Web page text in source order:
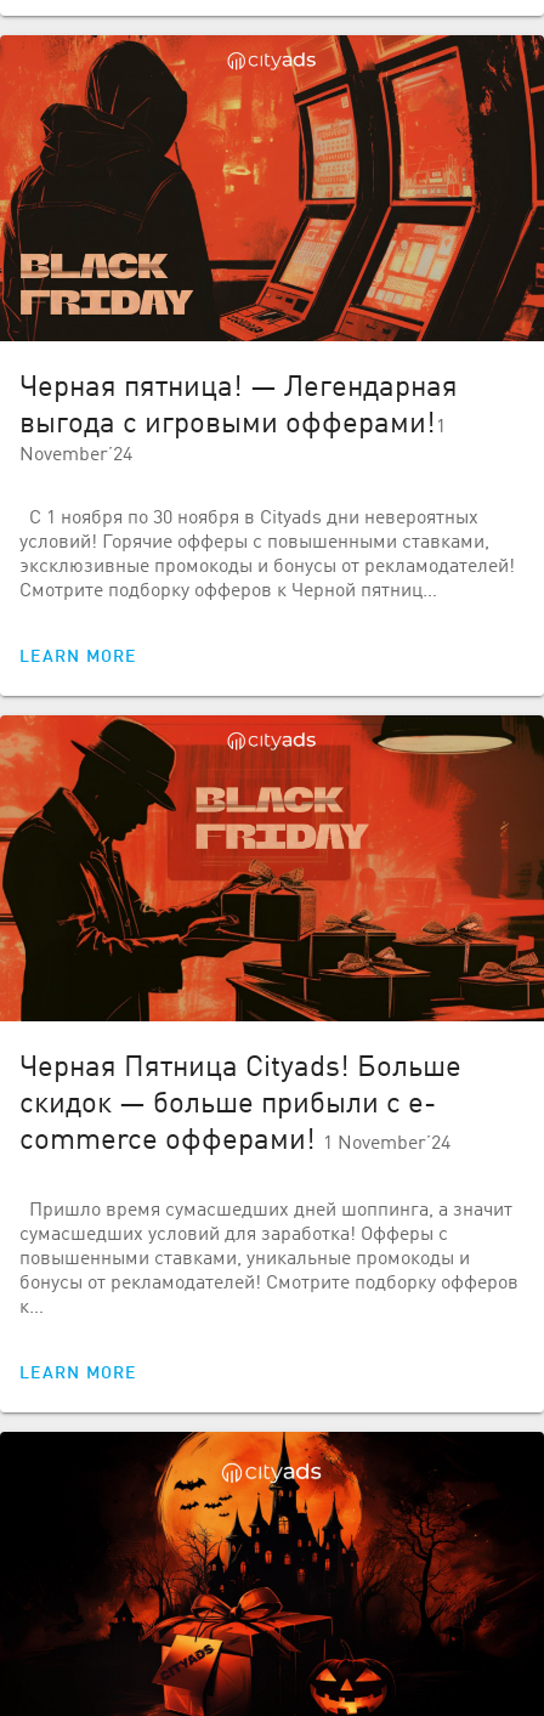
Черная пятница! — Легендарная
выгода с игровыми офферами! 1
November’24
С 1 ноября по 30 ноября в Cityads дни невероятных
условий! Горячие офферы с повышенными ставками,
эксклюзивные промокоды и бонусы от рекламодателей!
Смотрите подборку офферов к Черной пятниц…
LEARN MORE
Черная Пятница Cityads! Больше
скидок — больше прибыли с e-
commerce офферами!
1 November’24
Пришло время сумасшедших дней шоппинга, а значит
сумасшедших условий для заработка! Офферы с
повышенными ставками, уникальные промокоды и
бонусы от рекламодателей! Смотрите подборку офферов
к…
LEARN MORE